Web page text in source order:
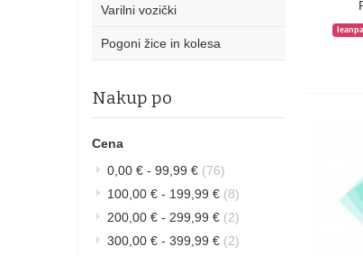
Varilni vozički
Pogoni žice in kolesa
Nakup po
Cena
0,00 € - 99,99 € (76)
100,00 € - 199,99 € (8)
200,00 € - 299,99 € (2)
300,00 € - 399,99 € (2)